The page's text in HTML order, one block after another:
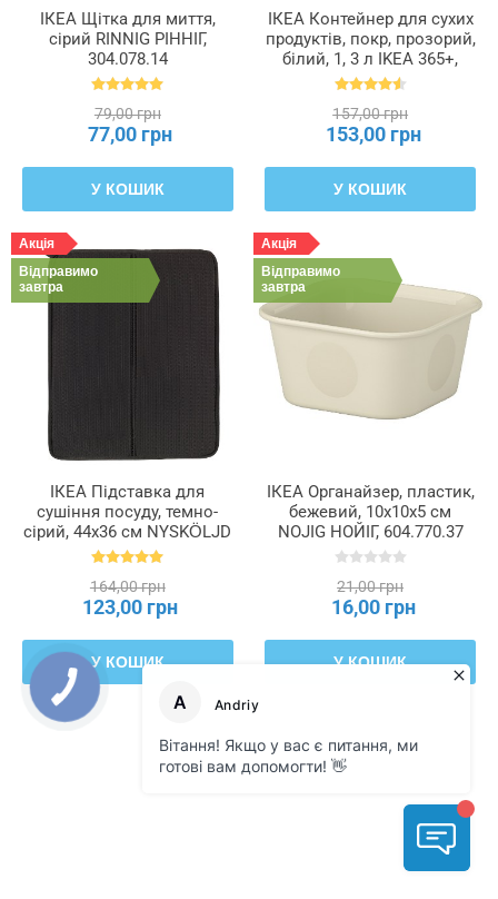
ІКЕА Щітка для миття,
сірий RINNIG РІННІГ,
304.078.14
79,00 грн
77,00 грн
У КОШИК
ІКЕА Контейнер для сухих
продуктів, покр, прозорий,
білий, 1, 3 л IKEA 365+,
800.667.23
157,00 грн
153,00 грн
У КОШИК
Акція
Відправимо
завтра
ІКЕА Підставка для
сушіння посуду, темно-
сірий, 44x36 см NYSKÖLJD
НЮХОЛІД, 004.510.59
164,00 грн
123,00 грн
У КОШИК
Акція
Відправимо
завтра
ІКЕА Органайзер, пластик,
бежевий, 10x10x5 см
NOJIG НОЙІГ, 604.770.37
21,00 грн
16,00 грн
У КОШИК